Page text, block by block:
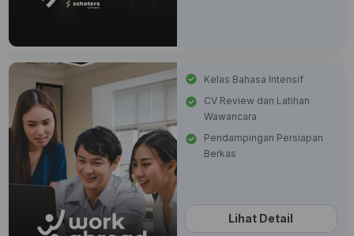
Kelas Bahasa Intensif
CV Review dan Latihan
Wawancara
Pendampingan Persiapan
Berkas
Lihat Detail